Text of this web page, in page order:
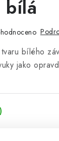
bílá
bílého
jako